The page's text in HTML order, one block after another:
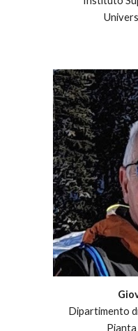
Dipartimento
Pianta